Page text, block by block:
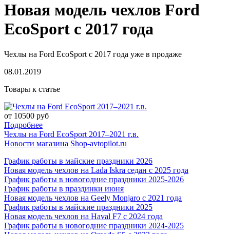
Новая модель чехлов Ford
EcoSport с 2017 года
Чехлы на Ford EcoSport с 2017 года уже в продаже
08.01.2019
Товары к статье
от 10500 руб
Подробнее
Чехлы на Ford EcoSport 2017–2021 г.в.
Новости магазина Shop-avtopilot.ru
График работы в майские праздники 2026
Новая модель чехлов на Lada Iskra седан с 2025 года
График работы в новогодние праздники 2025-2026
График работы в праздинки июня
Новая модель чехлов на Geely Monjaro с 2021 года
График работы в майские праздники 2025
Новая модель чехлов на Haval F7 с 2024 года
График работы в новогодние праздники 2024-2025